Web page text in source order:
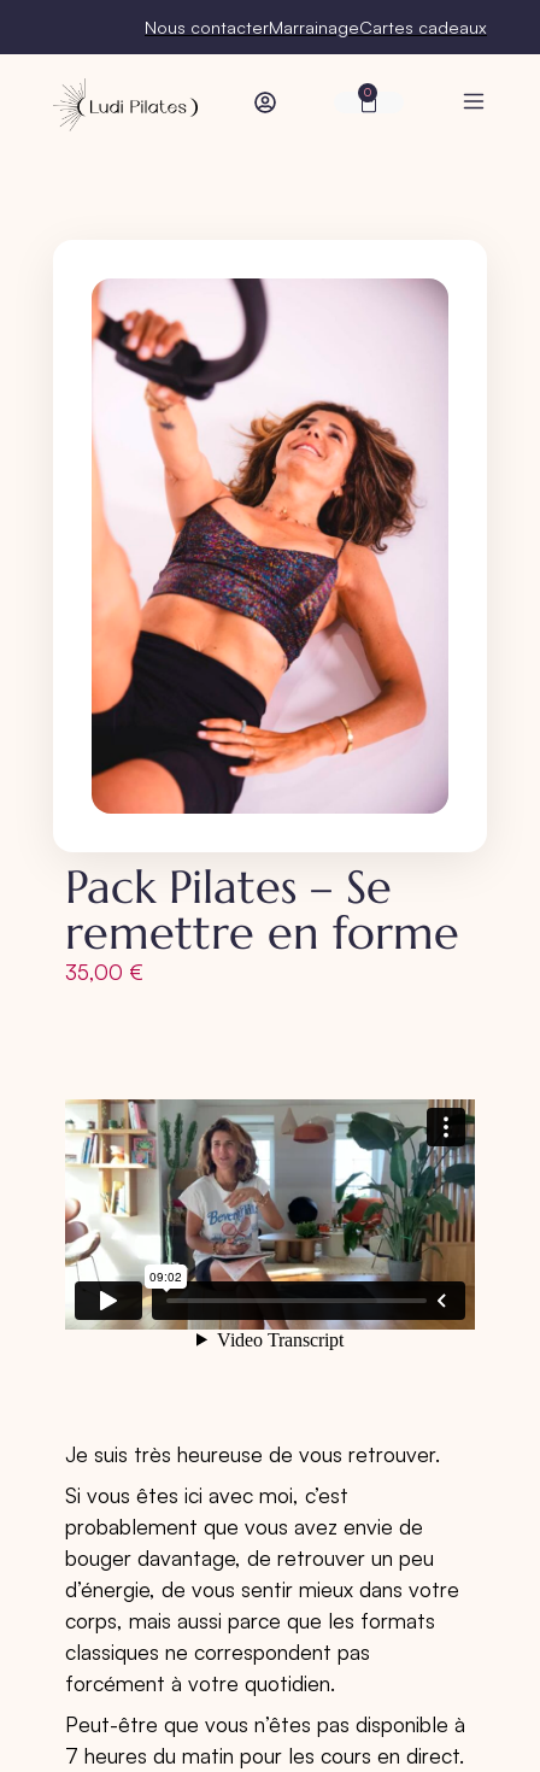
Nous contacterMarrainageCartes cadeaux
0
Pack Pilates – Se
remettre en forme
35,00 €
Je suis très heureuse de vous retrouver.
Si vous êtes ici avec moi, c’est
probablement que vous avez envie de
bouger davantage, de retrouver un peu
d’énergie, de vous sentir mieux dans votre
corps, mais aussi parce que les formats
classiques ne correspondent pas
forcément à votre quotidien.
Peut-être que vous n’êtes pas disponible à
7 heures du matin pour les cours en direct.